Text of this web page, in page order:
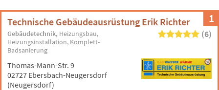
1
Technische Gebäudeausrüstung Erik Richter
Gebäudetechnik Heizungsbau
Heizungsinstallation Komplett-
Badsanierung
(6)
Thomas-Mann-Str. 9
02727 Ebersbach-Neugersdorf
(Neugersdorf)